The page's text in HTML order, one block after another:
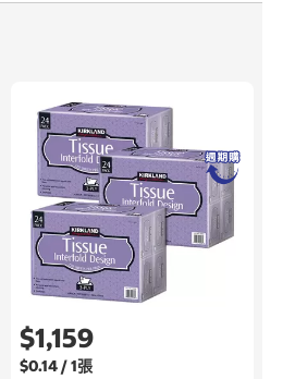
$1,159
$0.14 / 1張